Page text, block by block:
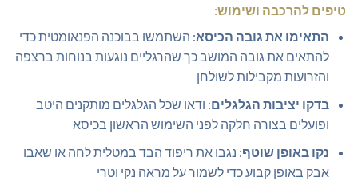
טיפים להרכבה ושימוש:
התאימו את גובה הכיסא: השתמשו בבוכנה הפנאומטית כדי
להתאים את גובה המושב כך שהרגליים נוגעות בנוחות ברצפה
והזרועות מקבילות לשולחן
בדקו יציבות הגלגלים: ודאו שכל הגלגלים מותקנים היטב
ופועלים בצורה חלקה לפני השימוש הראשון בכיסא
נקו באופן שוטף: נגבו את ריפוד הבד במטלית לחה או שאבו
אבק באופן קבוע כדי לשמור על מראה נקי וטרי